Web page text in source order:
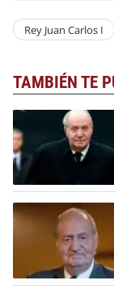
Rey Juan Carlos I
TAMBIÉN TE